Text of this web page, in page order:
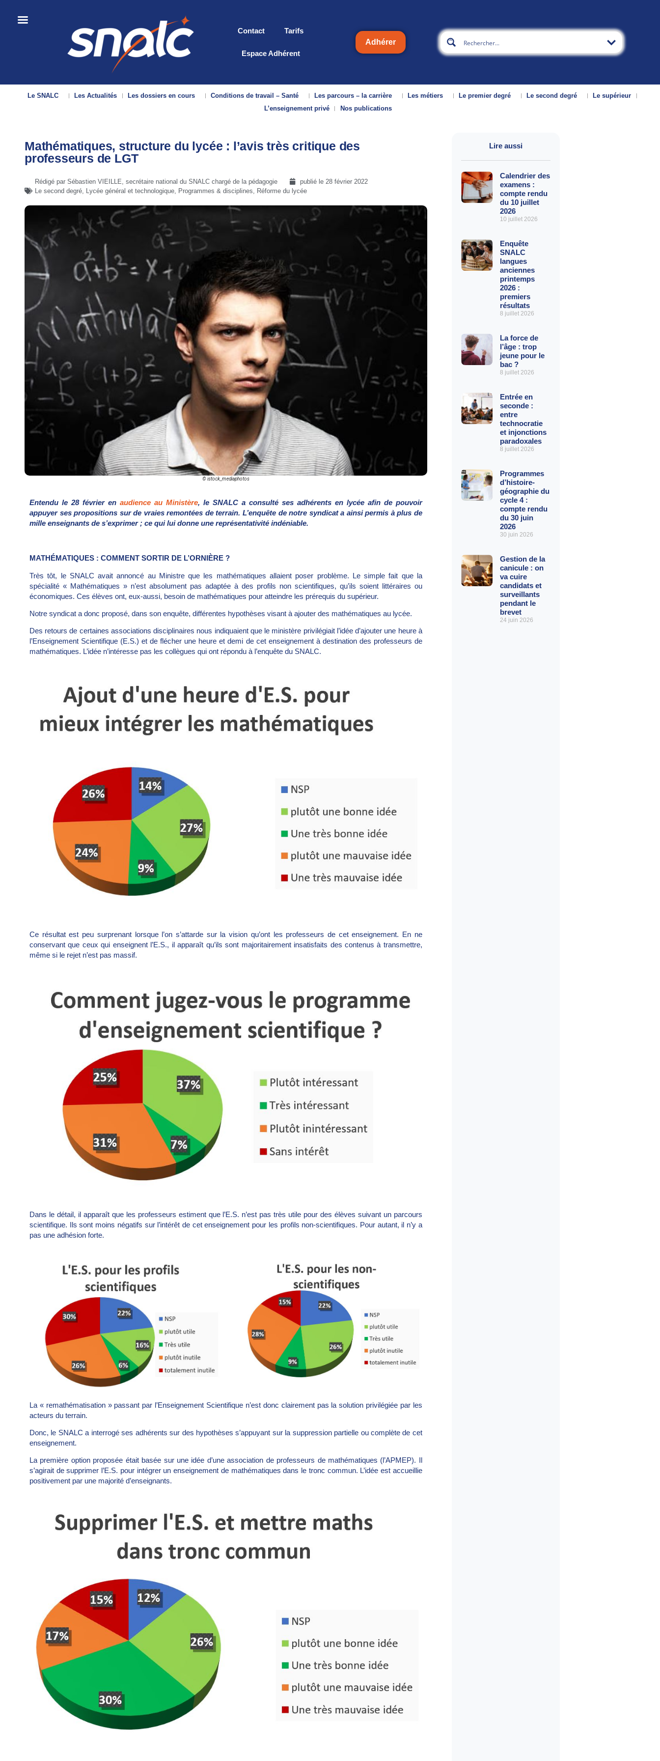
Contact Tarifs
Espace Adhérent
Adhérer
Le SNALC Les Actualités Les dossiers en cours Conditions de travail – Santé Les parcours – la carrière Les métiers Le premier degré Le second degré
Le supérieur
L’enseignement privé
Nos publications
Mathématiques, structure du lycée : l’avis très critique des
professeurs de LGT
Rédigé par Sébastien VIEILLE, secrétaire national du SNALC chargé de la pédagogie publié le 28 février 2022
Le second degré, Lycée général et technologique, Programmes & disciplines, Réforme du lycée
© istock_mediaphotos
Entendu le 28 février en audience au Ministère, le SNALC a consulté ses adhérents en lycée afin de pouvoir
appuyer ses propositions sur de vraies remontées de terrain. L’enquête de notre syndicat a ainsi permis à plus de
mille enseignants de s’exprimer ; ce qui lui donne une représentativité indéniable.
MATHÉMATIQUES : COMMENT SORTIR DE L’ORNIÈRE ?
Très tôt, le SNALC avait annoncé au Ministre que les mathématiques allaient poser problème. Le simple fait que la
spécialité « Mathématiques » n’est absolument pas adaptée à des profils non scientifiques, qu’ils soient littéraires ou
économiques. Ces élèves ont, eux-aussi, besoin de mathématiques pour atteindre les prérequis du supérieur.
Notre syndicat a donc proposé, dans son enquête, différentes hypothèses visant à ajouter des mathématiques au lycée.
Des retours de certaines associations disciplinaires nous indiquaient que le ministère privilégiait l’idée d’ajouter une heure à
l’Enseignement Scientifique (E.S.) et de flécher une heure et demi de cet enseignement à destination des professeurs de
mathématiques. L’idée n’intéresse pas les collègues qui ont répondu à l’enquête du SNALC.
Ce résultat est peu surprenant lorsque l’on s’attarde sur la vision qu’ont les professeurs de cet enseignement. En ne
conservant que ceux qui enseignent l’E.S., il apparaît qu’ils sont majoritairement insatisfaits des contenus à transmettre,
même si le rejet n’est pas massif.
Dans le détail, il apparaît que les professeurs estiment que l’E.S. n’est pas très utile pour des élèves suivant un parcours
scientifique. Ils sont moins négatifs sur l’intérêt de cet enseignement pour les profils non-scientifiques. Pour autant, il n’y a
pas une adhésion forte.
La « remathématisation » passant par l’Enseignement Scientifique n’est donc clairement pas la solution privilégiée par les
acteurs du terrain.
Donc, le SNALC a interrogé ses adhérents sur des hypothèses s’appuyant sur la suppression partielle ou complète de cet
enseignement.
La première option proposée était basée sur une idée d’une association de professeurs de mathématiques (l’APMEP). Il
s’agirait de supprimer l’E.S. pour intégrer un enseignement de mathématiques dans le tronc commun. L’idée est accueillie
positivement par une majorité d’enseignants.
Lire aussi
Calendrier des
examens :
compte rendu
du 10 juillet
2026
10 juillet 2026
Enquête
SNALC
langues
anciennes
printemps
2026 :
premiers
résultats
8 juillet 2026
La force de
l’âge : trop
jeune pour le
bac ?
8 juillet 2026
Entrée en
seconde :
entre
technocratie
et injonctions
paradoxales
8 juillet 2026
Programmes
d’histoire-
géographie du
cycle 4 :
compte rendu
du 30 juin
2026
30 juin 2026
Gestion de la
canicule : on
va cuire
candidats et
surveillants
pendant le
brevet
24 juin 2026